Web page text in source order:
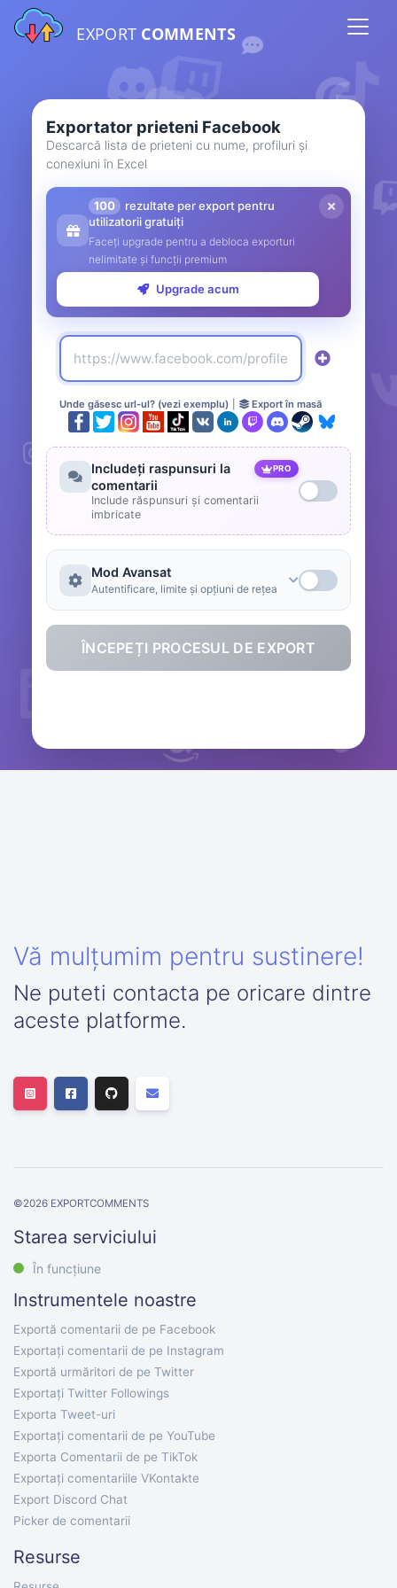
EXPORT COMMENTS
Exportator prieteni Facebook
Descarcă lista de prieteni cu nume, profiluri și
conexiuni în Excel
100
rezultate per export pentru
utilizatorii gratuiți
Faceți upgrade pentru a debloca exporturi
nelimitate și funcții premium
Upgrade acum
Unde găsesc url-ul? (vezi exemplu) Export în masă
Includeți raspunsuri la
comentarii
PRO
Include răspunsuri și comentarii
imbricate
Mod Avansat
Autentificare, limite și opțiuni de rețea
ÎNCEPEȚI PROCESUL DE EXPORT
Vă mulțumim pentru sustinere!
Ne puteti contacta pe oricare dintre
aceste platforme.
©2026 EXPORTCOMMENTS
Starea serviciului
În funcțiune
Instrumentele noastre
Exportă comentarii de pe Facebook
Exportați comentarii de pe Instagram
Exportă urmăritori de pe Twitter
Exportați Twitter Followings
Exporta Tweet-uri
Exportați comentarii de pe YouTube
Exporta Comentarii de pe TikTok
Exportați comentariile VKontakte
Export Discord Chat
Picker de comentarii
Resurse